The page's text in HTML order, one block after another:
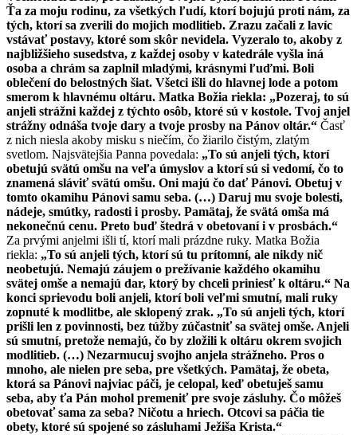
Ťa za moju rodinu, za všetkých ľudí, ktorí bojujú proti nám, za
tých, ktorí sa zverili do mojich modlitieb. Zrazu začali z lavíc
vstávať postavy, ktoré som skôr nevidela. Vyzeralo to, akoby z
najbližšieho susedstva, z každej osoby v katedrále vyšla iná
osoba a chrám sa zaplnil mladými, krásnymi ľuďmi. Boli
oblečení do belostných šiat. Všetci išli do hlavnej lode a potom
smerom k hlavnému oltáru. Matka Božia riekla: „Pozeraj, to sú
anjeli strážni každej z týchto osôb, ktoré sú v kostole. Tvoj anjel
strážny odnáša tvoje dary a tvoje prosby na Pánov oltár.“ Časť
z nich niesla akoby misku s niečím, čo žiarilo čistým, zlatým
svetlom. Najsvätejšia Panna povedala: „To sú anjeli tých, ktorí
obetujú svätú omšu na veľa úmyslov a ktorí sú si vedomí, čo to
znamená sláviť svätú omšu. Oni majú čo dať Pánovi. Obetuj v
tomto okamihu Pánovi samu seba. (…) Daruj mu svoje bolesti,
nádeje, smútky, radosti i prosby. Pamätaj, že svätá omša má
nekonečnú cenu. Preto buď štedrá v obetovaní i v prosbách.“
Za prvými anjelmi išli tí, ktorí mali prázdne ruky. Matka Božia
riekla: „To sú anjeli tých, ktorí sú tu prítomní, ale nikdy nič
neobetujú. Nemajú záujem o prežívanie každého okamihu
svätej omše a nemajú dar, ktorý by chceli priniesť k oltáru.“ Na
konci sprievodu boli anjeli, ktorí boli veľmi smutní, mali ruky
zopnuté k modlitbe, ale sklopený zrak. „To sú anjeli tých, ktorí
prišli len z povinnosti, bez túžby zúčastniť sa svätej omše. Anjeli
sú smutní, pretože nemajú, čo by zložili k oltáru okrem svojich
modlitieb. (…) Nezarmucuj svojho anjela strážneho. Pros o
mnoho, ale nielen pre seba, pre všetkých. Pamätaj, že obeta,
ktorá sa Pánovi najviac páči, je celopal, keď obetuješ samu
seba, aby ťa Pán mohol premeniť pre svoje zásluhy. Čo môžeš
obetovať sama za seba? Ničotu a hriech. Otcovi sa páčia tie
obety, ktoré sú spojené so zásluhami Ježiša Krista.“